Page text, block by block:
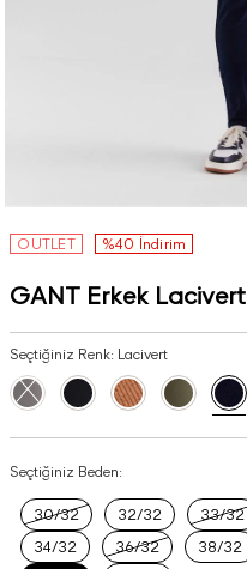
OUTLET %40 İndirim
GANT Erkek
Seçtiğiniz Renk: Lacivert
Seçtiğiniz Beden:
30/32 32/32
33/32
34/32
36/32
38/32